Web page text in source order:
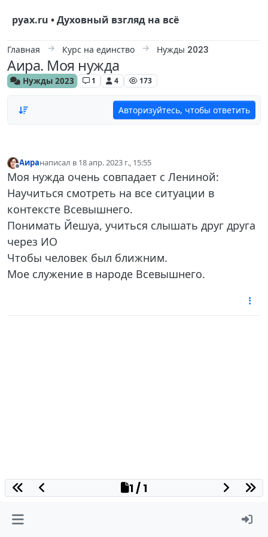
руах.ru • Духовный взгляд на всё
Главная Курс на единство Нужды 2023
Аира. Моя нужда
Нужды 2023 1 4 173
Авторизуйтесь, чтобы ответить
Не в сети
Аиранаписал в 18 апр. 2023 г., 15:55
отредактировано
Моя нужда очень совпадает с Лениной:
Научиться смотреть на все ситуации в
контексте Всевышнего.
Понимать Йешуа, учиться слышать друг друга
через ИО
Чтобы человек был ближним.
Мое служение в народе Всевышнего.
1 / 1